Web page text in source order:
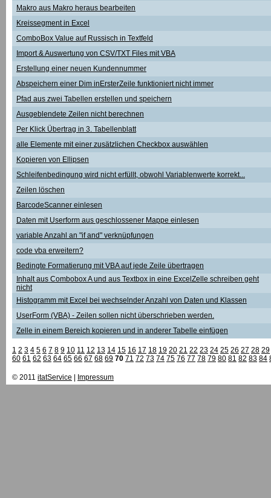
Makro aus Makro heraus bearbeiten
Kreissegment in Excel
ComboBox Value auf Russisch in Textfeld
Import & Auswertung von CSV/TXT Files mit VBA
Erstellung einer neuen Kundennummer
Abspeichern einer Dim inErsterZeile funktioniert nicht immer
Pfad aus zwei Tabellen erstellen und speichern
Ausgeblendete Zeilen nicht berechnen
Per Klick Übertrag in 3. Tabellenblatt
alle Elemente mit einer zusätzlichen Checkbox auswählen
Kopieren von Ellipsen
Schleifenbedingung wird nicht erfüllt, obwohl Variablenwerte korrekt...
Zeilen löschen
BarcodeScanner einlesen
Daten mit Userform aus geschlossener Mappe einlesen
variable Anzahl an "if and" verknüpfungen
code vba erweitern?
Bedingte Formatierung mit VBA auf jede Zeile übertragen
Inhalt aus Combobox A und aus Textbox in eine ExcelZelle schreiben geht
nicht
Histogramm mit Excel bei wechselnder Anzahl von Daten und Klassen
UserForm (VBA) - Zeilen sollen nicht überschrieben werden.
Zelle in einem Bereich kopieren und in anderer Tabelle einfügen
1 2 3 4 5 6 7 8 9 10 11 12 13 14 15 16 17 18 19 20 21 22 23 24 25 26 27 28 29
60 61 62 63 64 65 66 67 68 69 70 71 72 73 74 75 76 77 78 79 80 81 82 83 84
© 2011 itatService Impressum